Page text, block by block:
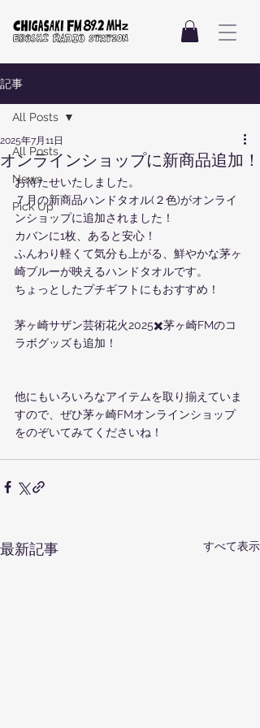
記事
All Posts
News
Pick Up
All Posts
オンラインショップに新商品追加！
2025年7月11日
お待たせいたしました。
７月の新商品ハンドタオル(２色)がオンライ
ンショップに追加されました！
カバンに1枚、あると安心！
ふんわり軽くて気分も上がる、鮮やかな茅ヶ
崎ブルーが映えるハンドタオルです。
ちょっとしたプチギフトにもおすすめ！
茅ヶ崎サザン芸術花火2025✖️茅ヶ崎FMのコ
ラボグッズも追加！
他にもいろいろなアイテムを取り揃えていま
すので、ぜひ茅ヶ崎FMオンラインショップ
をのぞいてみてくださいね！
最新記事 すべて表示